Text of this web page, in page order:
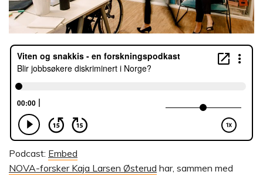
Podcast: Embed
NOVA-forsker Kaja Larsen Østerud har, sammen med